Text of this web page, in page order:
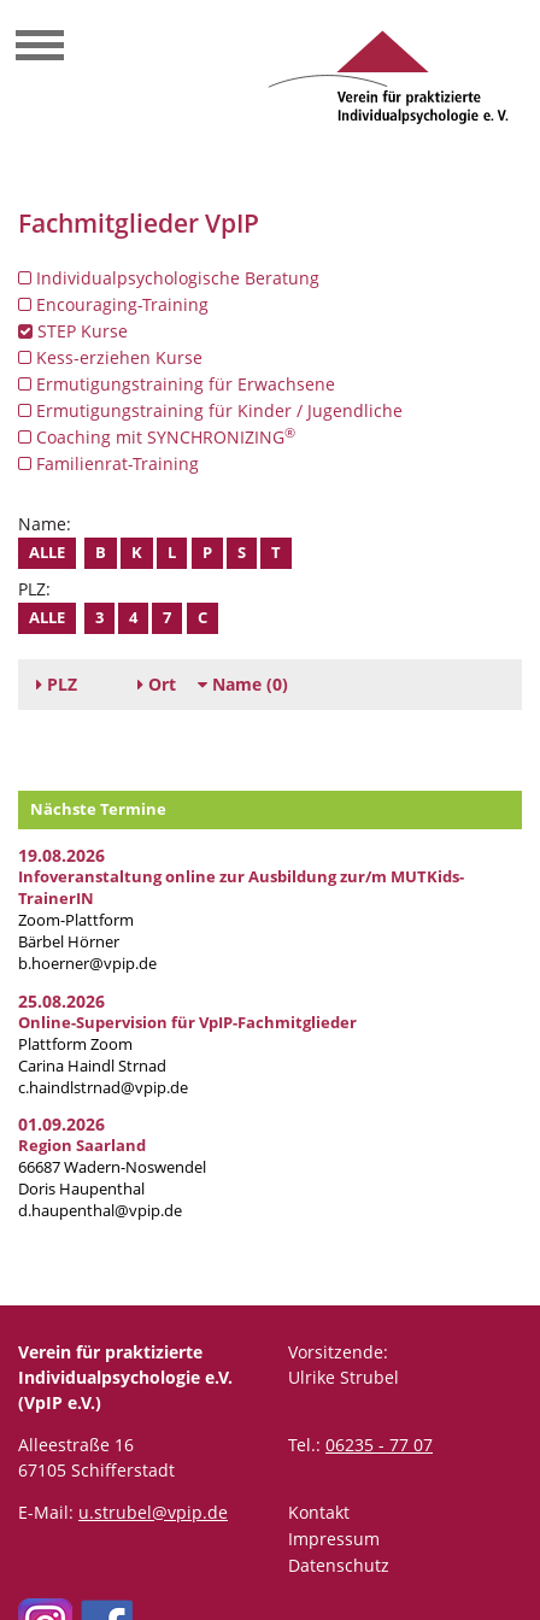
Fachmitglieder VpIP
Individualpsychologische Beratung
Encouraging-Training
STEP Kurse
Kess-erziehen Kurse
Ermutigungstraining für Erwachsene
Ermutigungstraining für Kinder / Jugendliche
Coaching mit SYNCHRONIZING®
Familienrat-Training
Name:
ALLE B K L P S T
PLZ:
ALLE 3 4 7 C
PLZ Ort Name (0)
Nächste Termine
19.08.2026
Infoveranstaltung online zur Ausbildung zur/m MUTKids-
TrainerIN
Zoom-Plattform
Bärbel Hörner
b.hoerner@vpip.de
25.08.2026
Online-Supervision für VpIP-Fachmitglieder
Plattform Zoom
Carina Haindl Strnad
c.haindlstrnad@vpip.de
01.09.2026
Region Saarland
66687 Wadern-Noswendel
Doris Haupenthal
d.haupenthal@vpip.de
Verein für praktizierte
Individualpsychologie e.V.
(VpIP e.V.)
Vorsitzende:
Ulrike Strubel
Alleestraße 16
67105 Schifferstadt
Tel.: 06235 - 77 07
E-Mail: u.strubel@vpip.de
Kontakt
Impressum
Datenschutz